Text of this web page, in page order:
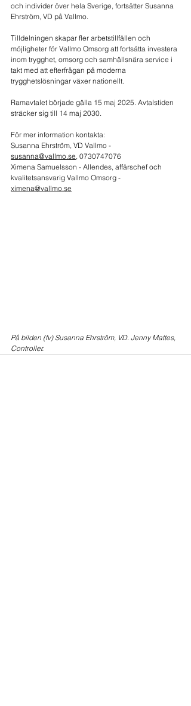
och individer över hela Sverige, fortsätter Susanna
Ehrström, VD på Vallmo.
Tilldelningen skapar fler arbetstillfällen och
möjligheter för Vallmo Omsorg att fortsätta investera
inom trygghet, omsorg och samhällsnära service i
takt med att efterfrågan på moderna
trygghetslösningar växer nationellt.
Ramavtalet började gälla 15 maj 2025. Avtalstiden
sträcker sig till 14 maj 2030.
För mer information kontakta:
Susanna Ehrström, VD Vallmo -
susanna@vallmo.se, 0730747076
Ximena Samuelsson - Allendes, affärschef och
kvalitetsansvarig Vallmo Omsorg -
ximena@vallmo.se
På bilden (fv) Susanna Ehrström, VD. Jenny Mattes,
Controller.